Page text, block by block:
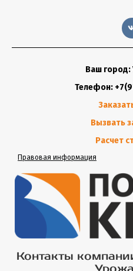
Ваш
Телефон:
Вызвать
Расчет
Правовая информация
Контакты